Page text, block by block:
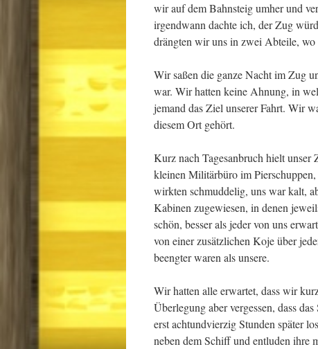
wir auf dem Bahnsteig umher und
irgendwann dachte ich, der Zug
drängten wir uns in zwei Abteile,
Wir saßen die ganze Nacht im Zug
war. Wir hatten keine Ahnung, in
jemand das Ziel unserer Fahrt. Wir
diesem Ort gehört.
Kurz nach Tagesanbruch hielt
kleinen Militärbüro im
wirkten schmuddelig, uns war kalt,
Kabinen zugewiesen, in denen
schön, besser als jeder von uns
von einer zusätzlichen Koje über
beengter waren als unsere.
Wir hatten alle erwartet, dass wir
Überlegung aber vergessen, dass
erst achtundvierzig Stunden später
neben dem Schiff und entluden ihre